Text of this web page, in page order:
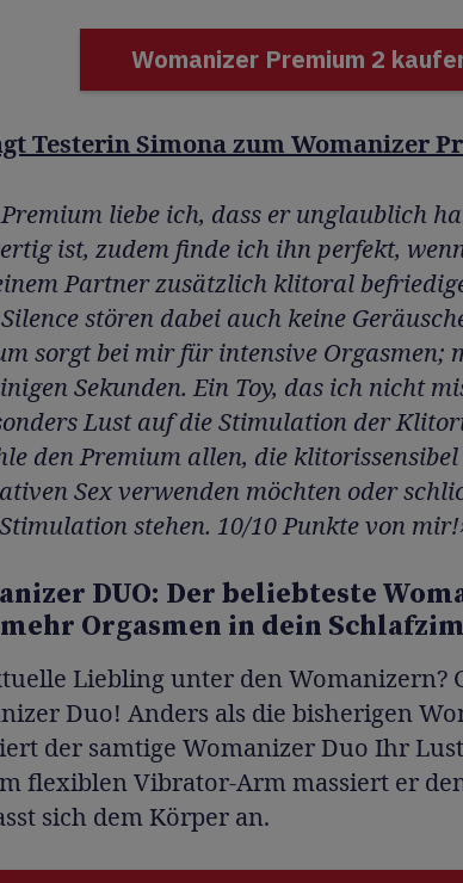
Womanizer Premium 2
Testerin Simona zum Womanizer
liebe ich, dass er unglaublich
ist, zudem finde ich ihn perfekt,
Partner zusätzlich klitoral
stören dabei auch keine
sorgt bei mir für intensive Orgasmen;
Sekunden. Ein Toy, das ich nicht
Lust auf die Stimulation der
den Premium allen, die
Sex verwenden möchten oder
stehen. 10/10 Punkte von
DUO: Der beliebteste
Orgasmen in dein
Liebling unter den Womanizern?
Duo! Anders als die bisherigen
der samtige Womanizer Duo Ihr
flexiblen Vibrator-Arm massiert er
sich dem Körper an.